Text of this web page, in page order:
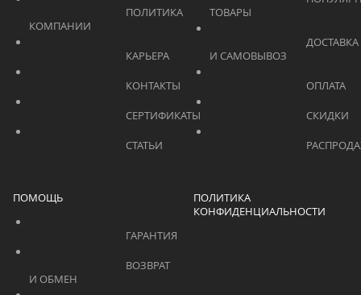
			    		КАРЬЕРА
ПОМОЩЬ
ПОЛИТИКА
КОНФИДЕНЦИАЛЬНОСТИ